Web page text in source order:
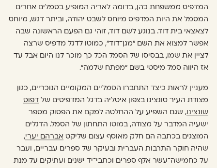
המדפיס ממשפחת כהן, בדומה לאריה המופיע בסמלים אחרים
המסמל את היות המדפיס מיוחס לשבט יהודה, וביתר דגש, מיוחס
לצאצאי בית דוד. בנוגע לשם דוד, זוהי גם הפעם הראשונה שבה
אפשר למצוא את השם ״מגן־דוד״, כמוטו לדגל מדפיס שרצה
לציין את שמו, בבסיסו של הסמל הכל כך מוכר לנו היום אבל עד
אז היווה סמל מיסטי בשם ״מפתח שלמה״.
מעניין לראות כיצד התחברו הסמליים המקומיים הנוכריים, כגון
מצודת העיר סונצינו בצפון איטליה בדגל המדפיסים של דפוס
שונצינו, שגם השפיע על ההחלטה למקם את הפסוק מספר
ישעיה המדבר על מצודה, במוטו התחתון של הסמל. הדגלים
המוצגים בכתבה הם חלק מאוסף עצום שליקט אברהם יערי,
שהיה חוקר התרבות העברית ובעיקר של ספרים עבריים, ועבר
על כחמישה־עשר אלף ספרים וכתבי־יד ישנים ועתיקים על מנת